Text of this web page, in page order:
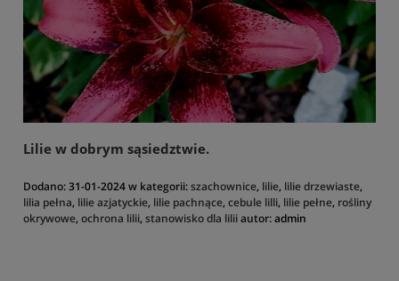
Morza Kaspijskiego.
Zapraszamy wszystkich miłośników botaniki, entuzjastów natury oraz
tych, którzy szukają unikalnego doświadczenia. Przeżyjcie
niezapomniane chwile w Ogrodach Botanicznych. Arboretum w
Merkadan to jedno z tych miejsc, które przeniesie Was w świat piękna
natury i pozwoli oderwać się od codzienności.
Lilie w dobrym sąsiedztwie.
Dodano:31-01-2024w kategorii:szachownice, lilie, lilie drzewiaste,
lilia pełna, lilie azjatyckie, lilie pachnące, cebule lilli, lilie pełne, rośliny
okrywowe, ochrona lilii, stanowisko dla liliiautor:admin